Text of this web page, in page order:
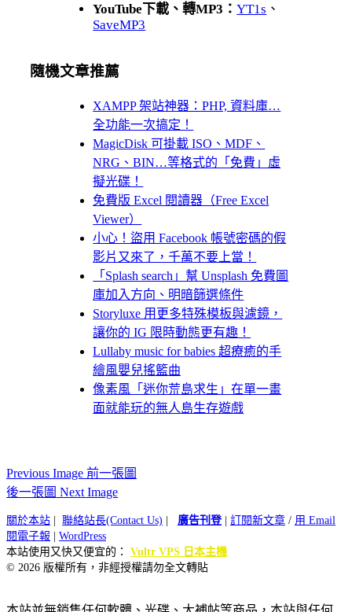
YouTube下載、轉MP3：YT1s 、
SaveMP3
隨機文章推薦
XAMPP 架站神器：PHP, 資料庫…
全功能一次搞定！
MagicDisk 可掛載 ISO、MDF、
NRG、BIN…等格式的「免費」虛
擬光碟！
免費版 Excel 閱讀器（Free Excel
Viewer）
小心！盜用 Facebook 帳號密碼的假
影片又來了，千萬不要上當！
「Splash search」幫 Unsplash 免費圖
庫加入方向、明暗篩選條件
Storyluxe 用更多特殊模板與濾鏡，
讓你的 IG 限時動態更有趣！
Lullaby music for babies 超療癒的手
繪風嬰兒搖籃曲
像素風「迷你荒島求生」在單一畫
面就能玩的無人島生存遊戲
Previous Image 前一張圖
後一張圖 Next Image
關於本站 聯絡站長(Contact Us) 廣告刊登| 訂閱新文章 / 用 Email
閱電子報
WordPress
本站使用又快又便宜的： Vultr VPS 日本主機
© 2026 版權所有，非經授權請勿全文轉貼